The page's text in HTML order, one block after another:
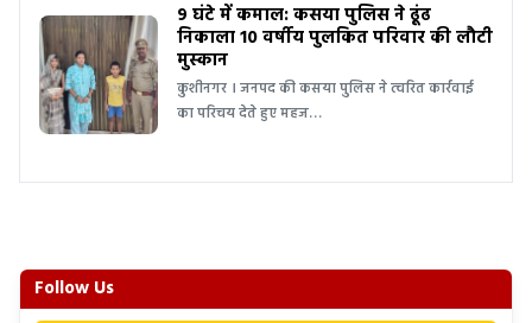
9 घंटे में कमाल: कसया पुलिस ने ढूंढ
निकाला 10 वर्षीय पुलकित परिवार की लौटी
मुस्कान
कुशीनगर । जनपद की कसया पुलिस ने त्वरित कार्रवाई
का परिचय देते हुए महज…
Follow Us